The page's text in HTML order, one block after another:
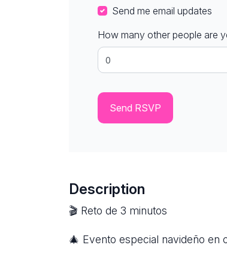
Send me email updates
How many other people are
Description
🎬 Reto de 3 minutos
🎄 Evento especial navideño en